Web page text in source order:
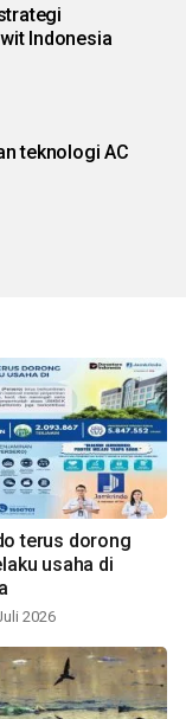
Indonesia
teknologi AC
terus dorong
usaha di
2026